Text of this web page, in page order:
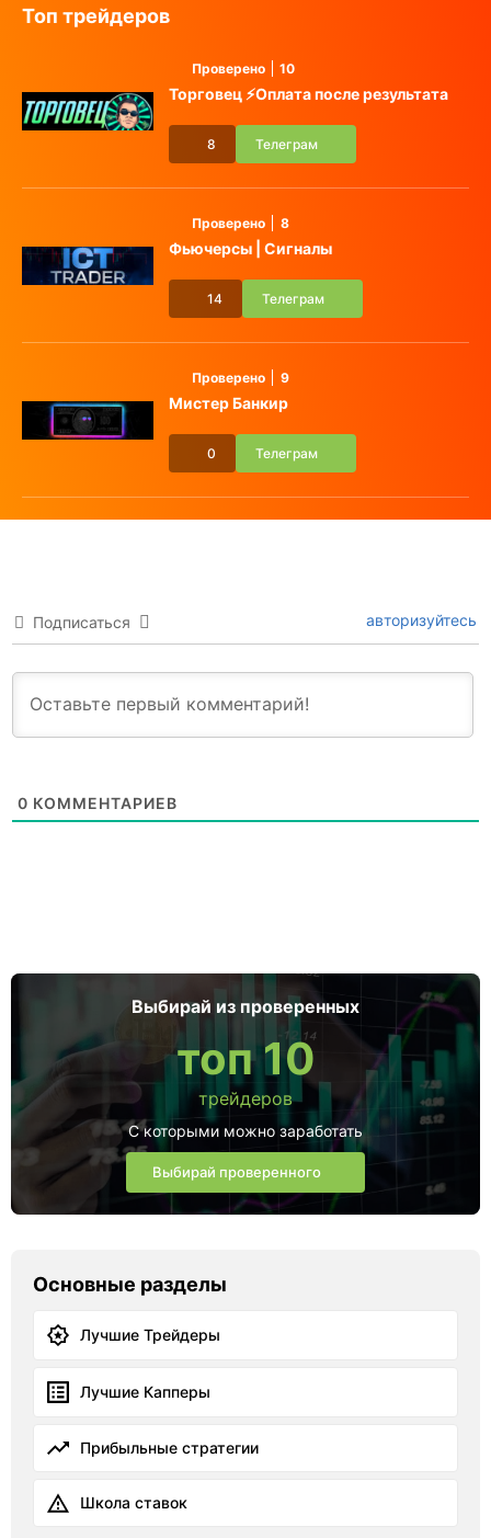
Топ трейдеров
Проверено 10
Торговец ⚡️Оплата после результата
8 Телеграм
Проверено 8
Фьючерсы | Сигналы
14 Телеграм
Проверено 9
Мистер Банкир
0 Телеграм
Подписаться авторизуйтесь
0 КОММЕНТАРИЕВ
Выбирай из проверенных
топ 10
трейдеров
С которыми можно заработать
Выбирай проверенного
Основные разделы
Лучшие Трейдеры
Лучшие Капперы
Прибыльные стратегии
Школа ставок